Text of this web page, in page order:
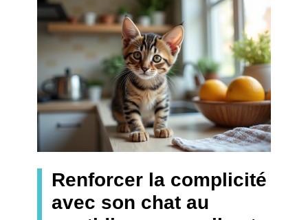
Renforcer la complicité
avec son chat au